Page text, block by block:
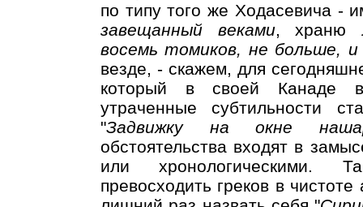
по типу того же Ходасевича -
завещанный веками, храню
восемь томиков, не больше,
везде, - скажем, для
который в своей Канаде
утраченные субтильности
"Задвижку на окне
обстоятельства входят в
или хронологическими.
превосходить греков в